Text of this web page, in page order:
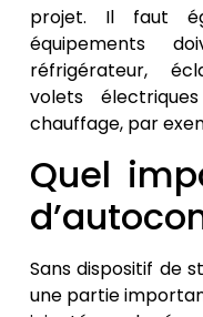
projet. Il faut
équipements
réfrigérateur,
volets
chauffage, par
Quel
Sans dispositif de
une partie